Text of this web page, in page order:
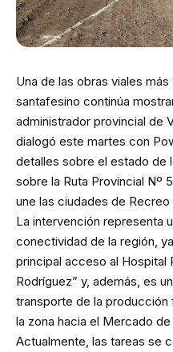
Una de las obras viales
santafesino continúa
administrador provincial de
dialogó este martes con
detalles sobre el estado de
sobre la Ruta Provincial Nº
une las ciudades de
La intervención representa
conectividad de la región,
principal acceso al Hospital
Rodríguez” y, además, es
transporte de la producción
la zona hacia el Mercado
Actualmente, las tareas se